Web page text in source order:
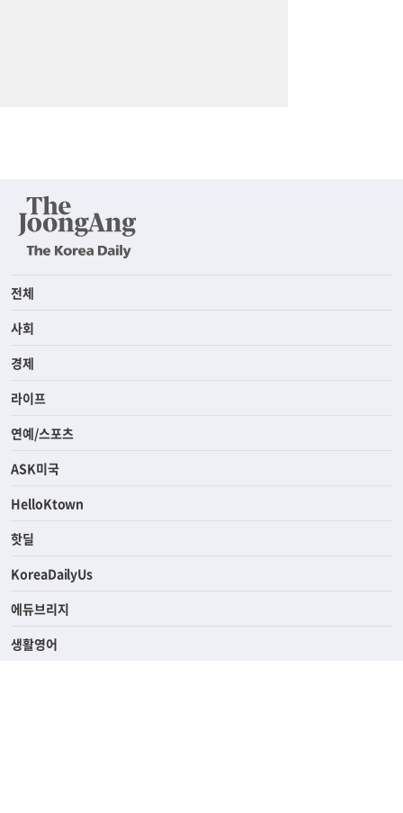
전체
사회
경제
라이프
연예/스포츠
ASK미국
HelloKtown
핫딜
KoreaDailyUs
에듀브리지
생활영어